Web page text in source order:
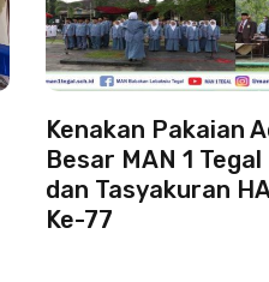
Kenakan Pakaian
Besar MAN 1
dan Tasyakuran
Ke-77